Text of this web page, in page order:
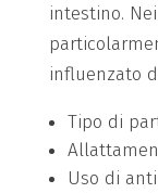
intestino.
influenzato
Tipo di
Uso di